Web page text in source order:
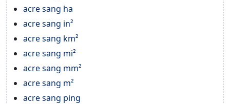
acre sang ha
acre sang in²
acre sang km²
acre sang mi²
acre sang mm²
acre sang m²
acre sang ping